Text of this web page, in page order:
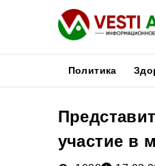
Политика
участие в